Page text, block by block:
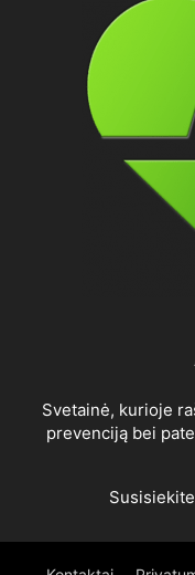
Svetainė, kurioje
prevenciją bei